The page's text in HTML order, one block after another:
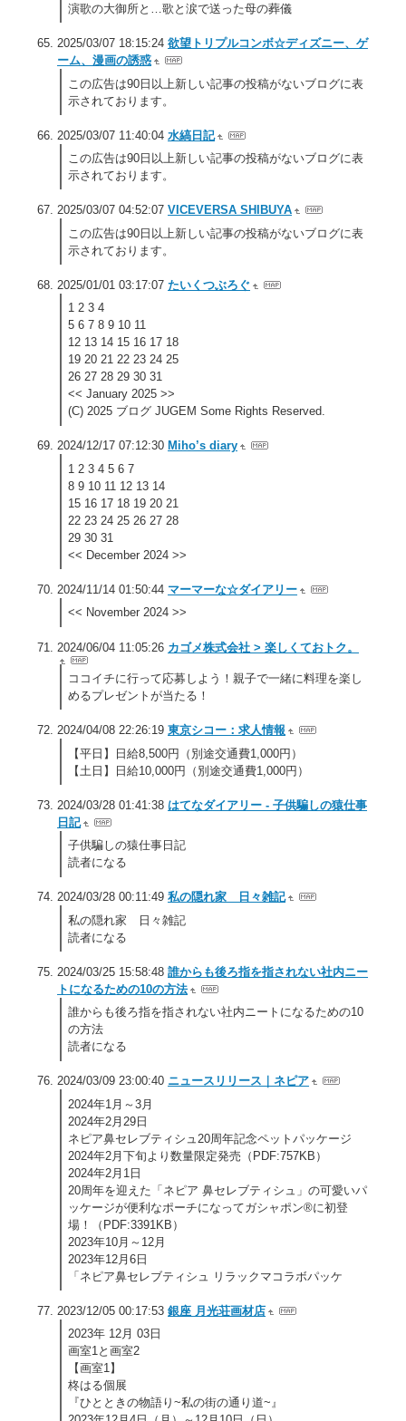
演歌の大御所と…歌と涙で送った母の葬儀
2025/03/07 18:15:24 欲望トリプルコンボ☆ディズニー、ゲ
ーム、漫画の誘惑
この広告は90日以上新しい記事の投稿がないブログに表
示されております。
2025/03/07 11:40:04 水縞日記
この広告は90日以上新しい記事の投稿がないブログに表
示されております。
2025/03/07 04:52:07 VICEVERSA SHIBUYA
この広告は90日以上新しい記事の投稿がないブログに表
示されております。
2025/01/01 03:17:07 たいくつぶろぐ
1 2 3 4
5 6 7 8 9 10 11
12 13 14 15 16 17 18
19 20 21 22 23 24 25
26 27 28 29 30 31
<< January 2025 >>
(C) 2025 ブログ JUGEM Some Rights Reserved.
2024/12/17 07:12:30 Miho’s diary
1 2 3 4 5 6 7
8 9 10 11 12 13 14
15 16 17 18 19 20 21
22 23 24 25 26 27 28
29 30 31
<< December 2024 >>
2024/11/14 01:50:44 マーマーな☆ダイアリー
<< November 2024 >>
2024/06/04 11:05:26 カゴメ株式会社 > 楽しくておトク。
ココイチに行って応募しよう！親子で一緒に料理を楽し
めるプレゼントが当たる！
2024/04/08 22:26:19 東京シコー：求人情報
【平日】日給8,500円（別途交通費1,000円）
【土日】日給10,000円（別途交通費1,000円）
2024/03/28 01:41:38 はてなダイアリー - 子供騙しの猿仕事
日記
子供騙しの猿仕事日記
読者になる
2024/03/28 00:11:49 私の隠れ家 日々雑記
私の隠れ家 日々雑記
読者になる
2024/03/25 15:58:48 誰からも後ろ指を指されない社内ニー
トになるための10の方法
誰からも後ろ指を指されない社内ニートになるための10
の方法
読者になる
2024/03/09 23:00:40 ニュースリリース｜ネピア
2024年1月～3月
2024年2月29日
ネピア鼻セレブティシュ20周年記念ペットパッケージ
2024年2月下旬より数量限定発売（PDF:757KB）
2024年2月1日
20周年を迎えた「ネピア 鼻セレブティシュ」の可愛いパ
ッケージが便利なポーチになってガシャポン®に初登
場！（PDF:3391KB）
2023年10月～12月
2023年12月6日
「ネピア鼻セレブティシュ リラックマコラボパッケ
2023/12/05 00:17:53 銀座 月光荘画材店
2023年 12月 03日
画室1と画室2
【画室1】
柊はる個展
『ひとときの物語り~私の街の通り道~』